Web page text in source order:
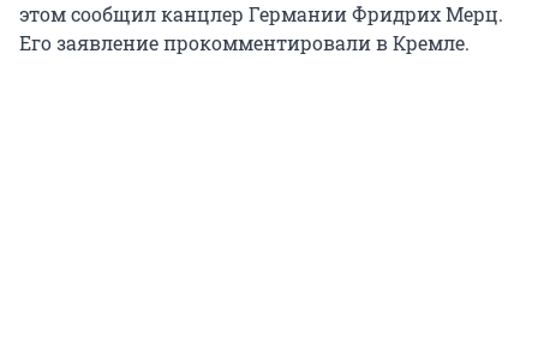
этом сообщил канцлер Германии Фридрих Мерц.
Его заявление прокомментировали в Кремле.